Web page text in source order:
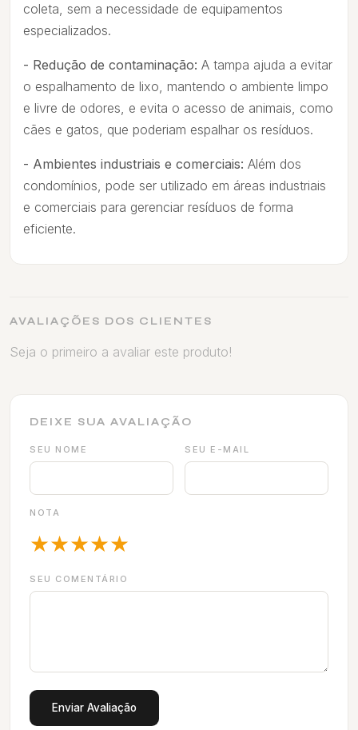
coleta, sem a necessidade de equipamentos
especializados.
- Redução de contaminação: A tampa ajuda a evitar
o espalhamento de lixo, mantendo o ambiente limpo
e livre de odores, e evita o acesso de animais, como
cães e gatos, que poderiam espalhar os resíduos.
- Ambientes industriais e comerciais: Além dos
condomínios, pode ser utilizado em áreas industriais
e comerciais para gerenciar resíduos de forma
eficiente.
AVALIAÇÕES DOS CLIENTES
Seja o primeiro a avaliar este produto!
DEIXE SUA AVALIAÇÃO
SEU NOME SEU E-MAIL
NOTA
★★★★★
SEU COMENTÁRIO
Enviar Avaliação